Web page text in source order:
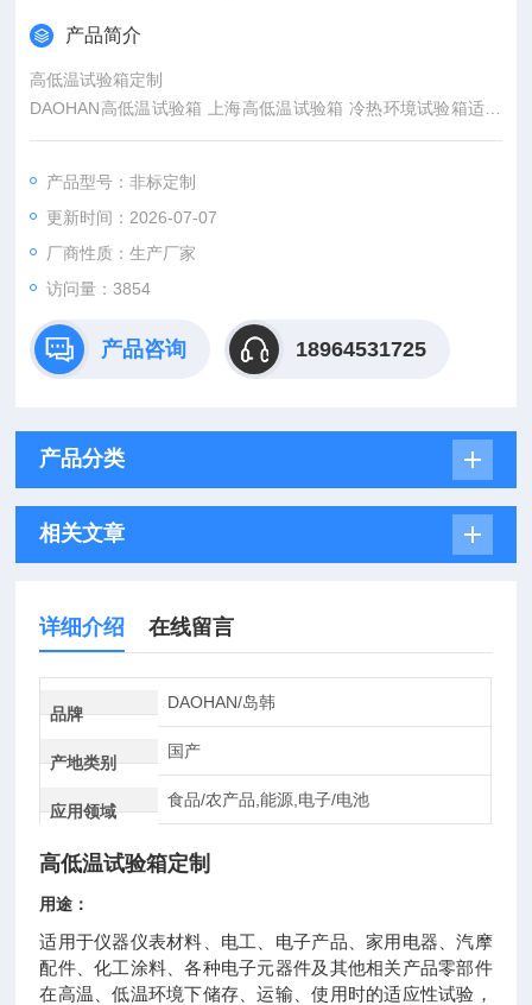
产品简介
高低温试验箱定制
DAOHAN高低温试验箱 上海高低温试验箱 冷热环境试验箱适用
于仪器仪表材料、电工、电子产品、家用电器、汽摩配件、化工
下储存、运输、使用时的适应性试验，考核其各项性能指标。
产品型号：非标定制
更新时间：2026-07-07
厂商性质：生产厂家
访问量：3854
产品咨询 18964531725
产品分类
相关文章
详细介绍 在线留言
品牌
DAOHAN/岛韩
产地类别
国产
应用领域
食品/农产品,能源,电子/电池
高低温试验箱定制
用途：
适用于仪器仪表材料、电工、电子产品、家用电器、汽摩
配件、化工涂料、各种电子元器件及其他相关产品零部件
在高温、低温环境下储存、运输、使用时的适应性试验，